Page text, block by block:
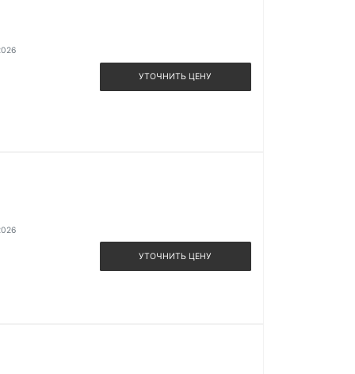
УТОЧНИТЬ ЦЕНУ
УТОЧНИТЬ ЦЕНУ